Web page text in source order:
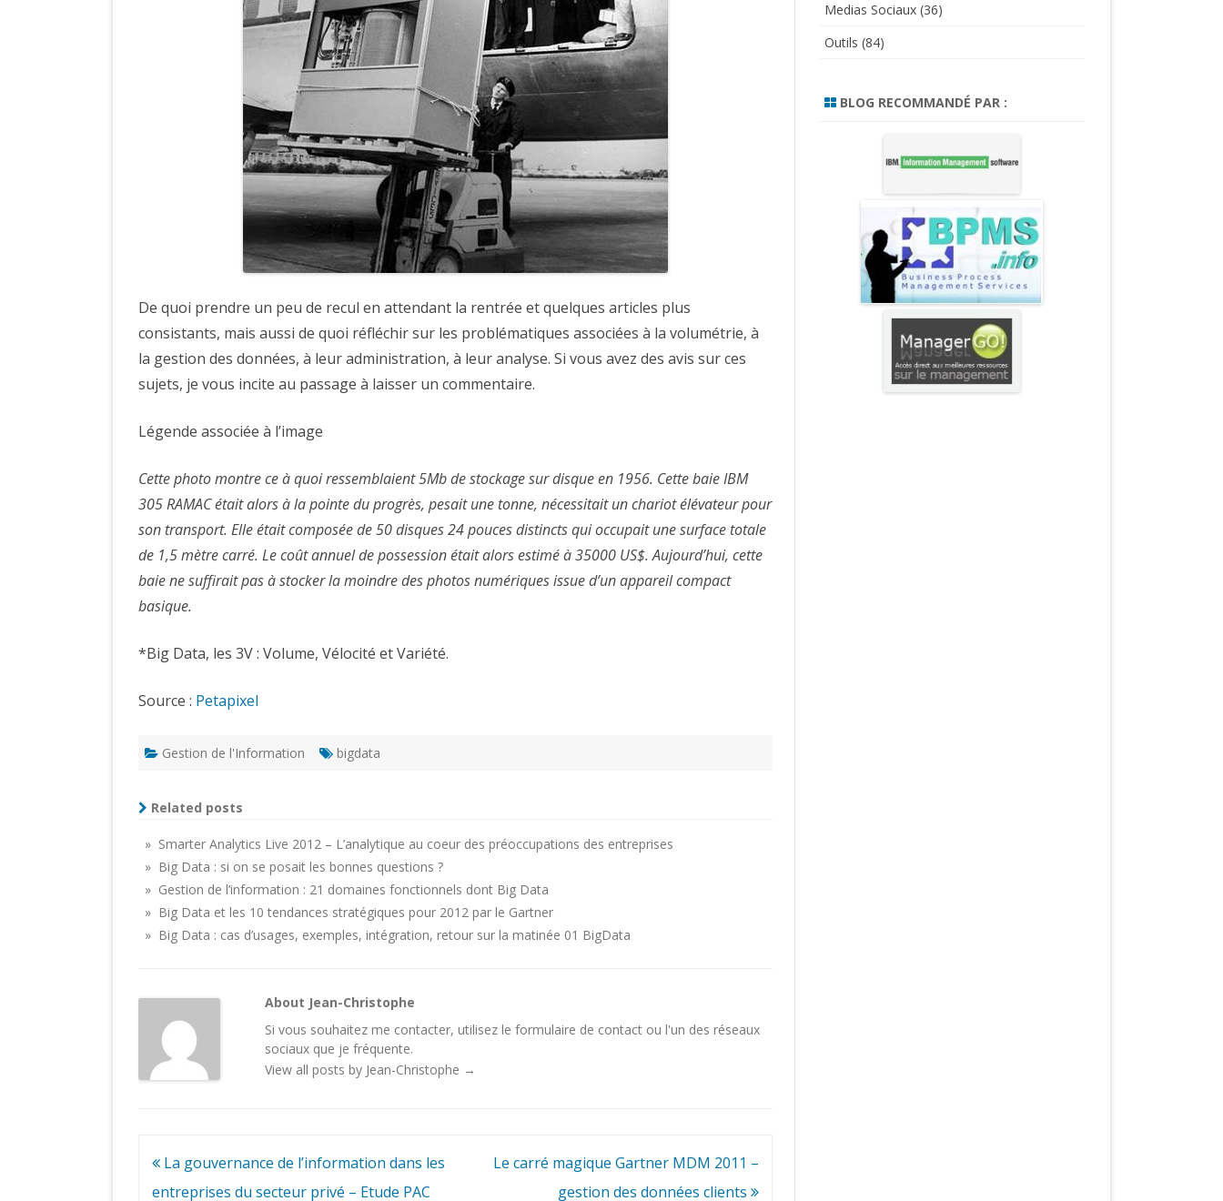
De quoi prendre un peu de recul en attendant la rentrée et quelques articles plus
consistants, mais aussi de quoi réfléchir sur les problématiques associées à la volumétrie, à
la gestion des données, à leur administration, à leur analyse. Si vous avez des avis sur ces
sujets, je vous incite au passage à laisser un commentaire.
Légende associée à l’image
Cette photo montre ce à quoi ressemblaient 5Mb de stockage sur disque en 1956. Cette baie IBM
305 RAMAC était alors à la pointe du progrès, pesait une tonne, nécessitait un chariot élévateur pour
son transport. Elle était composée de 50 disques 24 pouces distincts qui occupait une surface totale
de 1,5 mètre carré. Le coût annuel de possession était alors estimé à 35000 US$. Aujourd’hui, cette
baie ne suffirait pas à stocker la moindre des photos numériques issue d’un appareil compact
basique.
*Big Data, les 3V : Volume, Vélocité et Variété.
Source : Petapixel
Gestion de l'Information bigdata
Related posts
» Smarter Analytics Live 2012 – L’analytique au coeur des préoccupations des entreprises
» Big Data : si on se posait les bonnes questions ?
» Gestion de l’information : 21 domaines fonctionnels dont Big Data
» Big Data et les 10 tendances stratégiques pour 2012 par le Gartner
» Big Data : cas d’usages, exemples, intégration, retour sur la matinée 01 BigData
About Jean-Christophe
Si vous souhaitez me contacter, utilisez leformulaire de contact ou l'un desréseaux
sociaux que je fréquente.
View all posts by Jean-Christophe →
Navigation
de
La gouvernance de l’information dans les
entreprises du secteur privé – Etude PAC
Le carré magique Gartner MDM 2011 –
gestion des données clients
Medias Sociaux(36)
Outils (84)
BLOG RECOMMANDÉ PAR :